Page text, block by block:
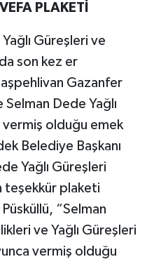
PLAKETİ
Güreşleri ve
son kez er
Gazanfer
Dede Yağlı
vermiş olduğu emek
Belediye Başkanı
Yağlı Güreşleri
teşekkür plaketi
“Selman
ve Yağlı Güreşleri
vermiş olduğu